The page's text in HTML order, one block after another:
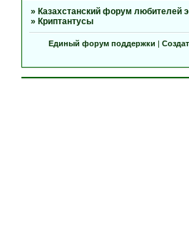
»Казахстанский форум любителей
»Криптантусы
Единый форум поддержки